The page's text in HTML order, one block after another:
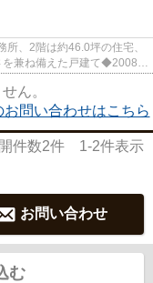
、2階は約46.0坪の住宅、
兼ね備えた戸建て◆2008年
ん。
問い合わせはこちら
件数2件 1-2件表示
お問い合わせ
む